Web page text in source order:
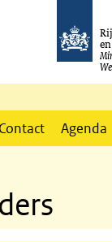
Contact Agenda